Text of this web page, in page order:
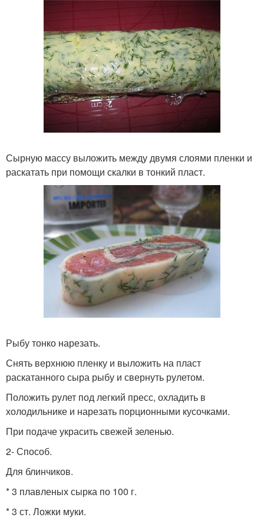
Сырную массу выложить между двумя слоями пленки и
раскатать при помощи скалки в тонкий пласт.
Рыбу тонко нарезать.
Снять верхнюю пленку и выложить на пласт
раскатанного сыра рыбу и свернуть рулетом.
Положить рулет под легкий пресс, охладить в
холодильнике и нарезать порционными кусочками.
При подаче украсить свежей зеленью.
2- Способ.
Для блинчиков.
* 3 плавленых сырка по 100 г.
* 3 ст. Ложки муки.